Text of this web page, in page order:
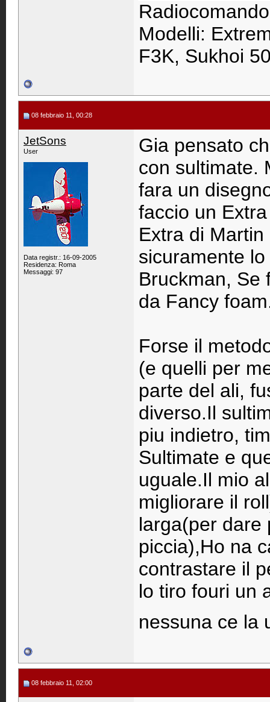
Modelli:
F3K, Sukhoi
08 febbraio 11, 00:28
JetSons
User
Data registr.: 16-09-2005
Residenza: Roma
Messaggi: 97
Gia pensato
con sultimate.
fara un
faccio un
Extra di
sicuramente
Bruckman, Se
da Fancy
Forse il
(e quelli per
parte del ali,
diverso.Il
piu indietro,
Sultimate e
uguale.Il mio
migliorare il
larga(per dare
piccia),Ho na
contrastare il
lo tiro fouri un
nessuna ce la
08 febbraio 11, 02:00